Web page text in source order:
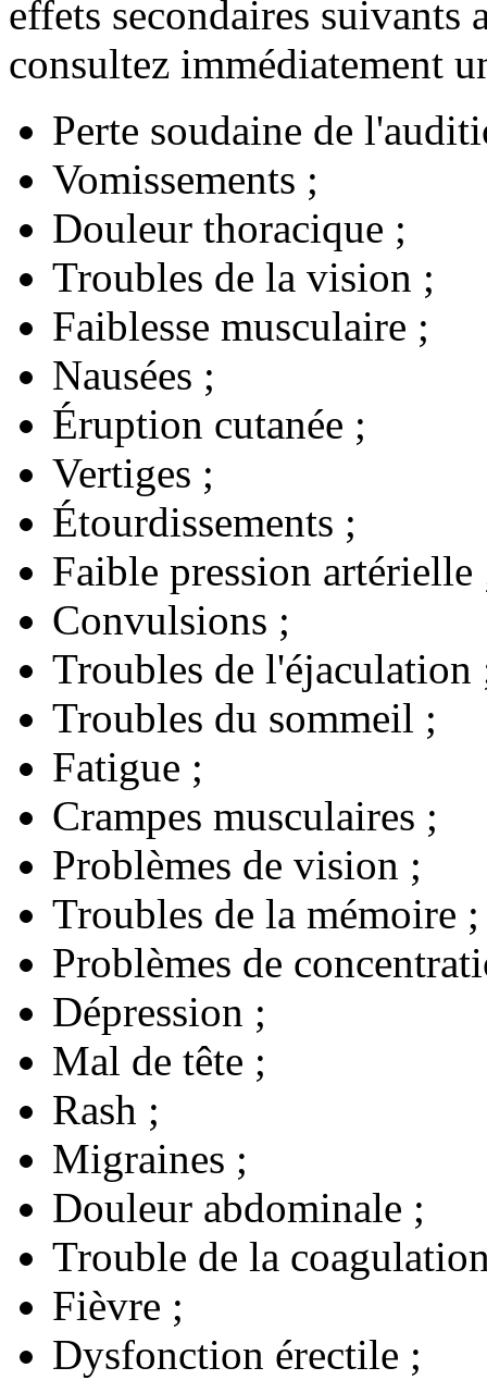
effets secondaires
consultez immédiatement
Perte soudaine de
Vomissements ;
Douleur thoracique ;
Troubles de la vision ;
Faiblesse musculaire ;
Nausées ;
Éruption cutanée ;
Vertiges ;
Étourdissements ;
Faible pression artérielle
Convulsions ;
Troubles de l'éjaculation
Troubles du sommeil ;
Fatigue ;
Crampes musculaires ;
Problèmes de vision ;
Troubles de la mémoire ;
Problèmes de
Dépression ;
Mal de tête ;
Rash ;
Migraines ;
Douleur abdominale ;
Trouble de la
Fièvre ;
Dysfonction érectile ;